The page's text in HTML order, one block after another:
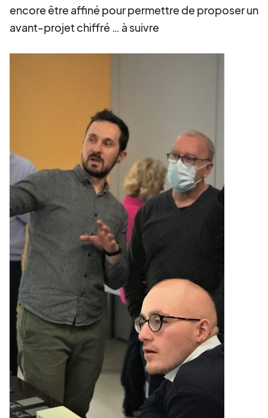
encore être affiné pour permettre de proposer un
avant-projet chiffré … à suivre